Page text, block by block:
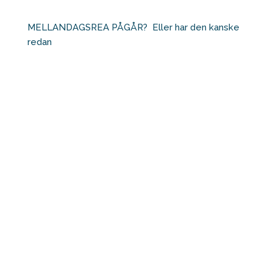
MELLANDAGSREA PÅGÅR?⁠ ⁠ Eller har den kanske
redan